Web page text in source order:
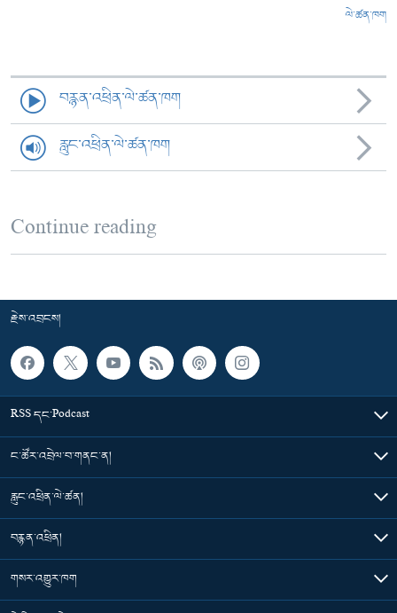
ལེ་ཚན་ཁག
བརྙན་འཕྲིན་ལེ་ཚན་ཁག
རླུང་འཕྲིན་ལེ་ཚན་ཁག
Continue reading
རྗེས་འབྲངས།
RSS དང་Podcast
ང་ཚོར་འབྲེལ་བ་གནང་ན།
རླུང་འཕྲིན་ལེ་ཚན།
བརྙན་འཕྲིན།
གསར་འགྱུར་ཁག